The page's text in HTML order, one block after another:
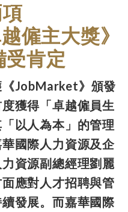
僱主大獎》
受肯定
JobMarket》頒發
獲得「卓越僱員生
以人為本」的管理
國際人力資源及企
資源副總經理劉麗
應對人才招聘與管
發展。而嘉華國際